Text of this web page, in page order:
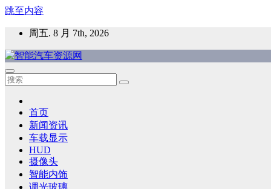
跳至内容
周五. 8 月 7th, 2026
智能汽车资源网
智能表面，智能内饰，新能源汽车，HMI，人车交互，智能车
首页
新闻资讯
车载显示
HUD
摄像头
智能内饰
调光玻璃